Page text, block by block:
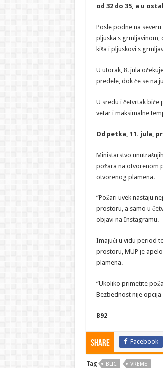
od 32 do 35, a u
Posle podne na
pljuska s grmljavinom,
kiša i pljuskovi s
U utorak, 8. jula
predele, dok će se na
U sredu i četvrtak biće
vetar i maksimalne
Od petka, 11. jula,
Ministarstvo
požara na otvorenom
otvorenog plamena.
“Požari uvek nastaju
prostoru, a samo u
objavi na Instagramu.
Imajući u vidu period
prostoru, MUP je
plamena.
“Ukoliko primetite
Bezbednost nije opcija
B92
Share Facebook
Tag BLIC VREME